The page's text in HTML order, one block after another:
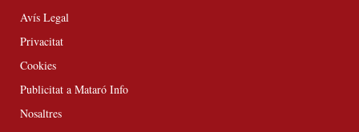
Avís Legal
Privacitat
Cookies
Publicitat a Mataró Info
Nosaltres